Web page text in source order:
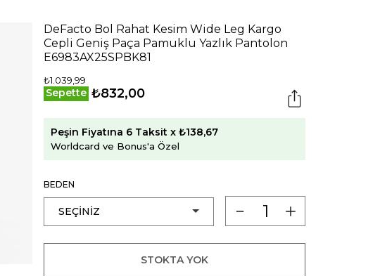
DeFacto Bol Rahat Kesim Wide Leg Kargo
Cepli Geniş Paça Pamuklu Yazlık Pantolon
E6983AX25SPBK81
₺1.039,99
Sepette ₺832,00
Peşin Fiyatına 6 Taksit x ₺138,67
Worldcard ve Bonus'a Özel
BEDEN
STOKTA YOK